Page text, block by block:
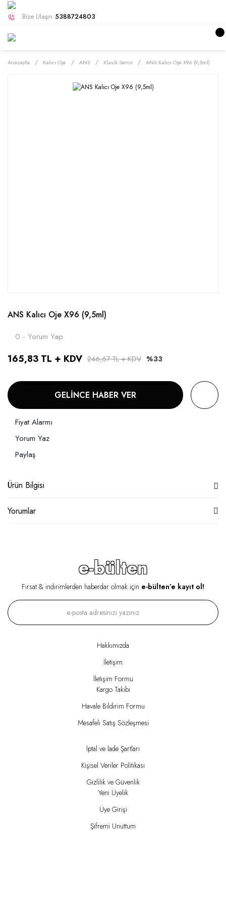
Bize Ulaşın 5388724803
Anasayfa Kalıcı Oje ANS Klasik Serisi ANS Kalıcı Oje X96 (9,5ml)
ANS Kalıcı Oje X96 (9,5ml)
0 - Yorum Yap
165,83 TL + KDV 246,67 TL + KDV %33
GELİNCE HABER VER
Fiyat Alarmı
Yorum Yaz
Paylaş
Ürün Bilgisi
Yorumlar
e-bülten
Fırsat & indirimlerden haberdar olmak için e-bülten’e kayıt ol!
Hakkımızda
İletişim
İletişim Formu
Kargo Takibi
Havale Bildirim Formu
Mesafeli Satış Sözleşmesi
İptal ve İade Şartları
Kişisel Veriler Politikası
Gizlilik ve Güvenlik
Yeni Üyelik
Üye Girişi
Şifremi Unuttum